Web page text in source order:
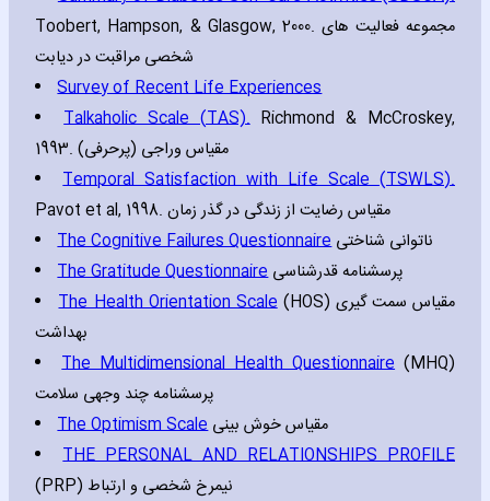
Toobert‚ Hampson‚ & Glasgow‚ 2000. مجموعه فعالیت های
شخصی مراقبت در دیابت
Survey of Recent Life Experiences
Talkaholic Scale (TAS).Richmond & McCroskey‚
1993. (مقیاس وراجی (پرحرفی
Temporal Satisfaction with Life Scale (TSWLS).
Pavot et al‚ 1998. مقیاس رضایت از زندگی در گذر زمان
The Cognitive Failures Questionnaireناتوانی شناختی
The Gratitude Questionnaireپرسشنامه قدرشناسی
The Health Orientation Scale(HOS) مقیاس سمت گیری
بهداشت
The Multidimensional Health Questionnaire (MHQ)
پرسشنامه چند وجهی سلامت
The Optimism Scaleمقیاس خوش بینی
THE PERSONAL AND RELATIONSHIPS PROFILE
(PRP) نیمرخ شخصی و ارتباط